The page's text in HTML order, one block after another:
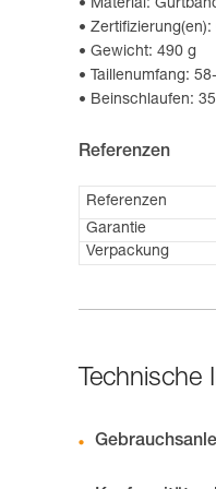
Material:
Zertifizierung(en):
Gewicht: 490 g
Taillenumfang:
Beinschlaufen:
Referenzen
Referenzen
Garantie
Verpackung
Technische